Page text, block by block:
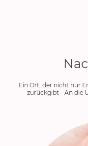
Ein Ort, der nicht nur
zurückgibt - An die